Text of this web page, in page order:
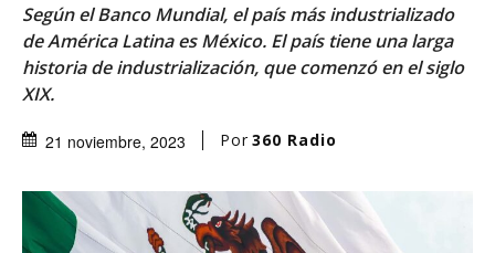
Según el Banco Mundial, el país más industrializado
de América Latina es México. El país tiene una larga
historia de industrialización, que comenzó en el siglo
XIX.
21 noviembre, 2023 Por 360 Radio